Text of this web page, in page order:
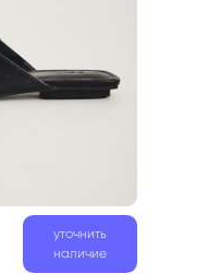
уточнить
наличие